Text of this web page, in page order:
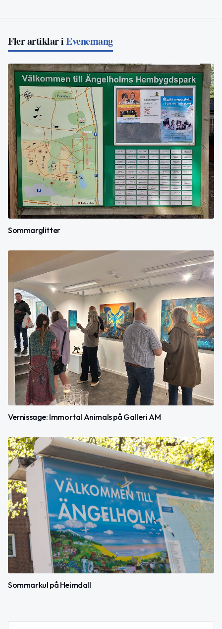
Fler artiklar iEvenemang
Sommarglitter
Vernissage: Immortal Animals på Galleri AM
Sommarkul på Heimdall